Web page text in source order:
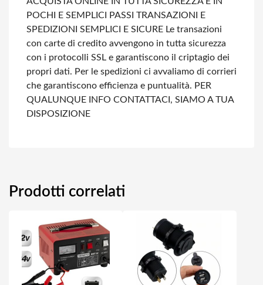
POCHI E SEMPLICI PASSI TRANSAZIONI E
SPEDIZIONI SEMPLICI E SICURE Le transazioni
con carte di credito avvengono in tutta sicurezza
con i protocolli SSL e garantiscono il criptagio dei
propri dati. Per le spedizioni ci avvaliamo di corrieri
che garantiscono efficienza e puntualità. PER
QUALUNQUE INFO CONTATTACI, SIAMO A TUA
DISPOSIZIONE
Prodotti correlati